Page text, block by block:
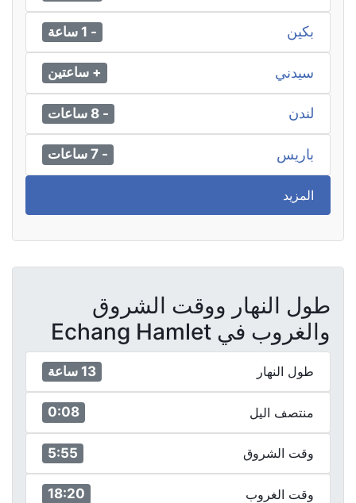
بكين - 1 ساعة
سيدني + ساعتين
لندن - 8 ساعات
باريس - 7 ساعات
المزيد
طول النهار ووقت الشروق
والغروب في Echang Hamlet
طول النهار 13 ساعة
منتصف اليل 0:08
وقت الشروق 5:55
وقت الغروب 18:20